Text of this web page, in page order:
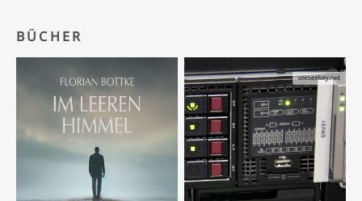
BÜCHER